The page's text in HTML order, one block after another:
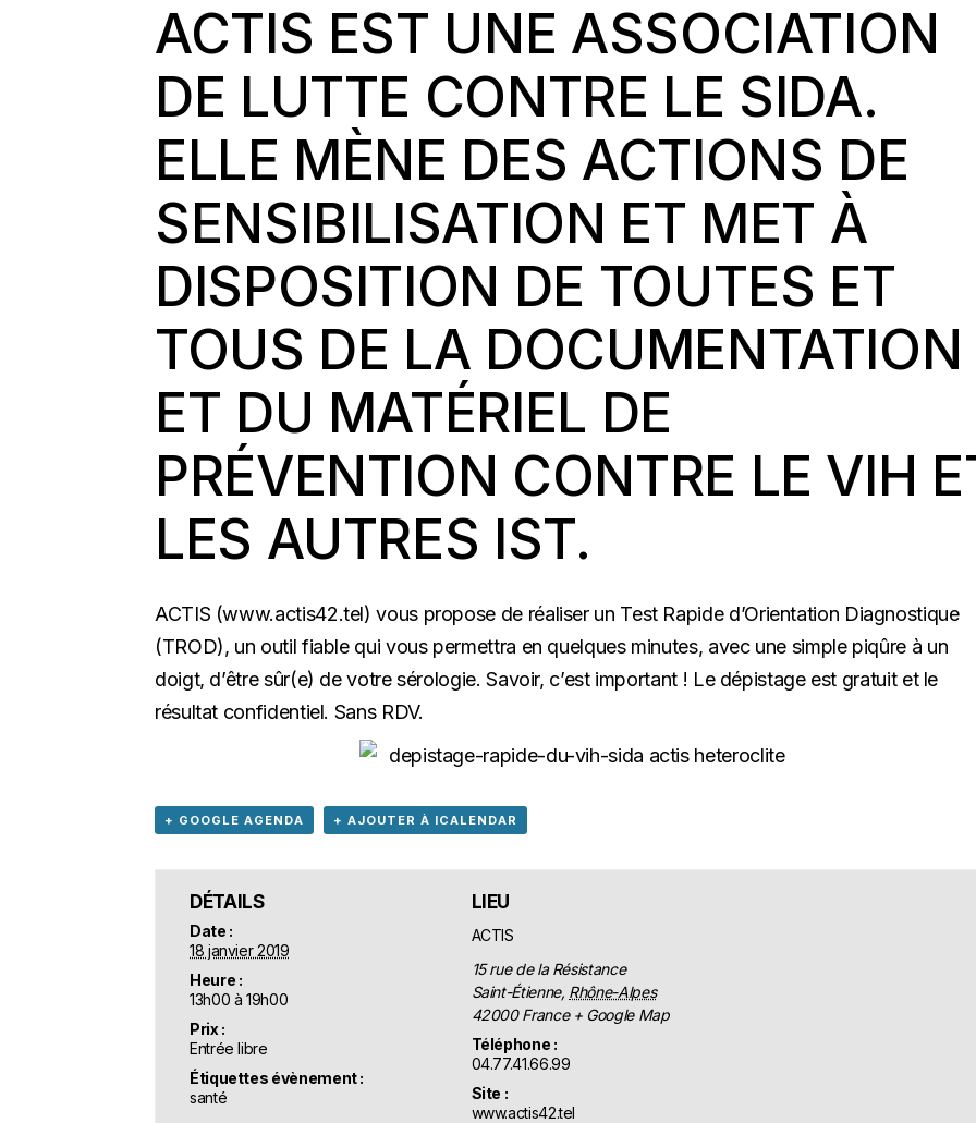
ACTIS EST UNE ASSOCIATION
DE LUTTE CONTRE LE SIDA.
ELLE MÈNE DES ACTIONS DE
SENSIBILISATION ET MET À
DISPOSITION DE TOUTES ET
TOUS DE LA DOCUMENTATION
ET DU MATÉRIEL DE
PRÉVENTION CONTRE LE VIH
LES AUTRES IST.
ACTIS (www.actis42.tel) vous propose de réaliser un Test Rapide d’Orientation Diagnostique
(TROD), un outil fiable qui vous permettra en quelques minutes, avec une simple piqûre à un
doigt, d’être sûr(e) de votre sérologie. Savoir, c’est important ! Le dépistage est gratuit et le
résultat confidentiel. Sans RDV.
+ GOOGLE AGENDA + AJOUTER À ICALENDAR
DÉTAILS
Date :
18 janvier 2019
Heure :
13h00 à 19h00
Prix :
Entrée libre
Étiquettes évènement :
santé
LIEU
ACTIS
15 rue de la Résistance
Saint-Étienne, Rhône-Alpes
42000 France + Google Map
Téléphone :
04.77.41.66.99
Site :
www.actis42.tel